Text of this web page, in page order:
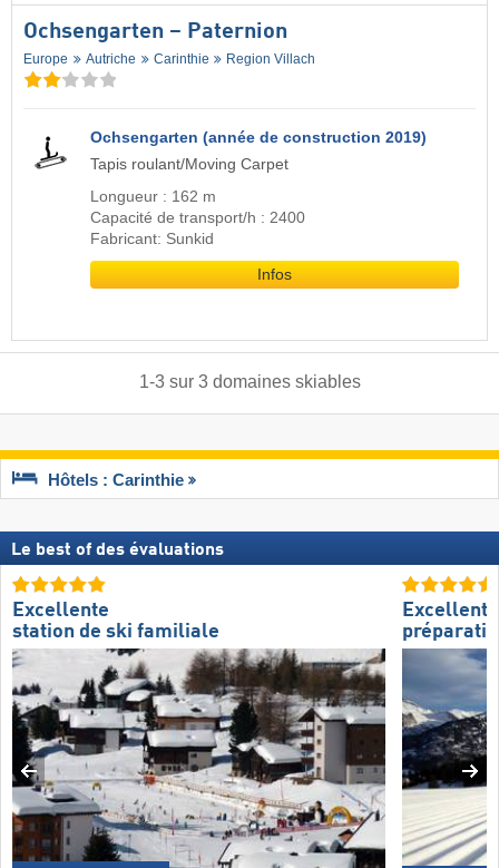
Ochsengarten – Paternion
Europe Autriche Carinthie Region Villach
Ochsengarten (année de construction 2019)
Tapis roulant/Moving Carpet
Longueur : 162 m
Capacité de transport/h : 2400
Fabricant: Sunkid
Infos
1-3sur 3 domaines skiables
Hôtels : Carinthie
Le best of des évaluations
Excellente
station de ski familiale
Excellente